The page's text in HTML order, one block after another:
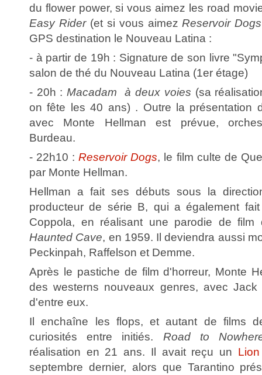
du flower power, si vous aimez les road
Easy Rider (et si vous aimezReservoir Dogs
GPS destination le Nouveau Latina :
- à partir de 19h : Signature de son livre
salon de thé du Nouveau Latina (1er étage)
- 20h :Macadam à deux voies (sa
on fête les 40 ans) . Outre la présentation
avec Monte Hellman est prévue,
Burdeau.
- 22h10 :Reservoir Dogs, le film culte de
par Monte Hellman.
Hellman a fait ses débuts sous la
producteur de série B, qui a également
Coppola, en réalisant une parodie de film
Haunted Cave, en 1959. Il deviendra aussi
Peckinpah, Raffelson et Demme.
Après le pastiche de film d'horreur, Monte
des westerns nouveaux genres, avec
d'entre eux.
Il enchaîne les flops, et autant de films
curiosités entre initiés. Road to
réalisation en 21 ans. Il avait reçu un
septembre dernier, alors que Tarantino